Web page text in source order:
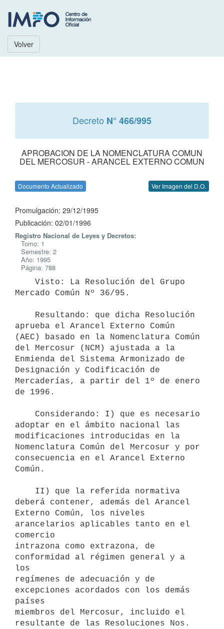
Volver
Decreto N° 466/995
APROBACION DE LA NOMENCLATURA COMUN
DEL MERCOSUR - ARANCEL EXTERNO COMUN
Documento Actualizado Ver Imagen del D.O.
Promulgación: 29/12/1995
Publicación: 02/01/1996
Registro Nacional de Leyes y Decretos:
Tomo: 1
Semestre: 2
Año: 1995
Página: 788
Mercado Común Nº 36/95.
aprueba el Arancel Externo Común
(AEC) basado en la Nomenclatura Común
del Mercosur (NCM) ajustada a la
Enmienda del Sistema Armonizado de
Designación y Codificación de
Mercaderías, a partir del 1º de enero
de 1996.
adoptar en el ámbito nacional las
modificaciones introducidas en la
Nomenclatura Común del Mercosur y por
consecuencia en el Arancel Externo
Común.
deberá contener, además del Arancel
Externo Común, los niveles
arancelarios aplicables tanto en el
comercio
intrazona como extrazona, de
conformidad al régimen general y a
los
regímenes de adecuación y de
excepciones acordados con los demás
países
miembros del Mercosur, incluido el
resultante de las Resoluciones Nos.